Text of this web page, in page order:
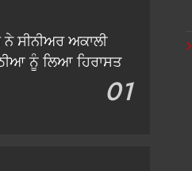
ਨੇ ਸੀਨੀਅਰ ਅਕਾਲੀ
ਨੂੰ ਲਿਆ ਹਿਰਾਸਤ
01